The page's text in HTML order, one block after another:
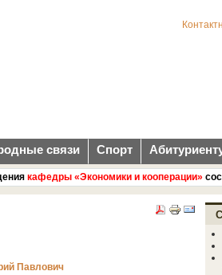
связи Спорт
кафедры «Экономики и кооперации»
Павлович